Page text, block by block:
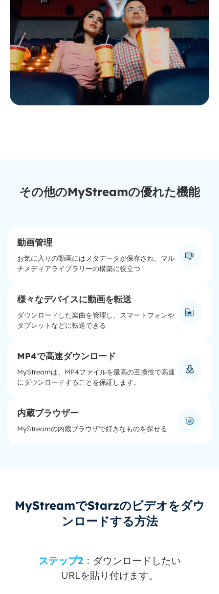
その他のMyStreamの優れた機能
動画管理
お気に入りの動画にはメタデータが保存され、マル
チメディアライブラリーの構築に役立つ
様々なデバイスに動画を転送
ダウンロードした楽曲を管理し、スマートフォンや
タブレットなどに転送できる
MP4で高速ダウンロード
MyStreamは、MP4ファイルを最高の互換性で高速
にダウンロードすることを保証します。
内蔵ブラウザー
MyStreamの内蔵ブラウザで好きなものを探せる
MyStreamでStarzのビデオをダウ
ンロードする方法
ステップ2： ダウンロードしたい
URLを貼り付けます。